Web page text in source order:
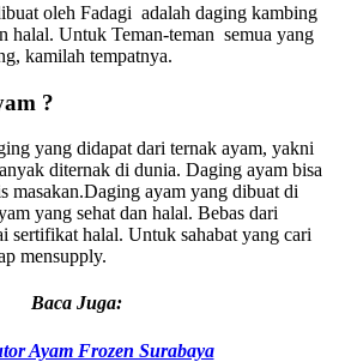
oleh Fadagi adalah daging kambing
halal. Untuk Teman-teman semua yang
kamilah tempatnya.
?
yang didapat dari ternak ayam, yakni
diternak di dunia. Daging ayam bisa
masakan.Daging ayam yang dibuat di
yang sehat dan halal. Bebas dari
sertifikat halal. Untuk sahabat yang cari
mensupply.
Baca Juga:
Ayam Frozen Surabaya